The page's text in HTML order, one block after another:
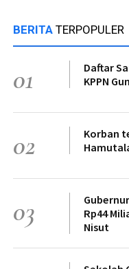
BERITA TERPOPULER
01
Daftar
KPPN
02
Korban
03
Rp44
Nisut